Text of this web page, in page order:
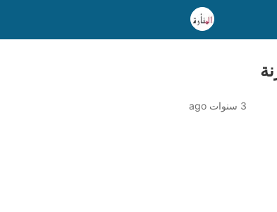
3 سنوات ago